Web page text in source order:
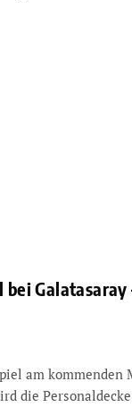
Galatasaray
am kommenden
die